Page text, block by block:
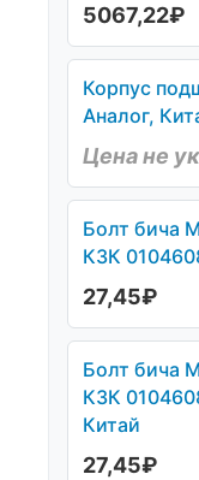
5067,22₽
Корпус
Аналог,
Цена не
Болт бича
КЗК
27,45₽
Болт бича
КЗК
Китай
27,45₽